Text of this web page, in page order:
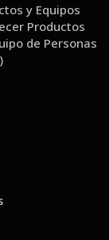
y Equipos
Productos
de Personas